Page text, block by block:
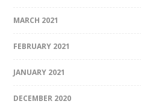
MARCH 2021
FEBRUARY 2021
JANUARY 2021
DECEMBER 2020